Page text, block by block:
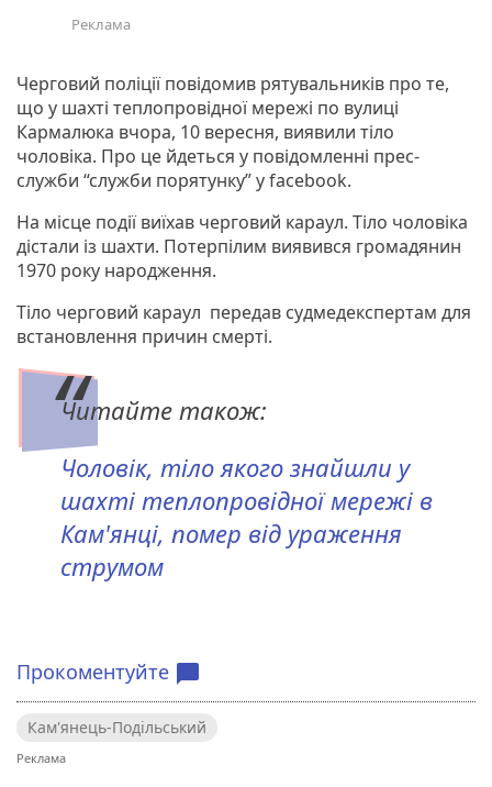
Черговий поліції повідомив рятувальників про те,
що у шахті теплопровідної мережі по вулиці
Кармалюка вчора, 10 вересня, виявили тіло
чоловіка. Про це йдеться у повідомленні прес-
служби “служби порятунку” у facebook.
На місце події виїхав черговий караул. Тіло чоловіка
дістали із шахти. Потерпілим виявився громадянин
1970 року народження.
Тіло черговий караул передав судмедекспертам для
встановлення причин смерті.
Читайте також:
Чоловік, тіло якого знайшли у
шахті теплопровідної мережі в
Кам'янці, помер від ураження
струмом
Прокоментуйте chat_bubble
Кам'янець-Подільський